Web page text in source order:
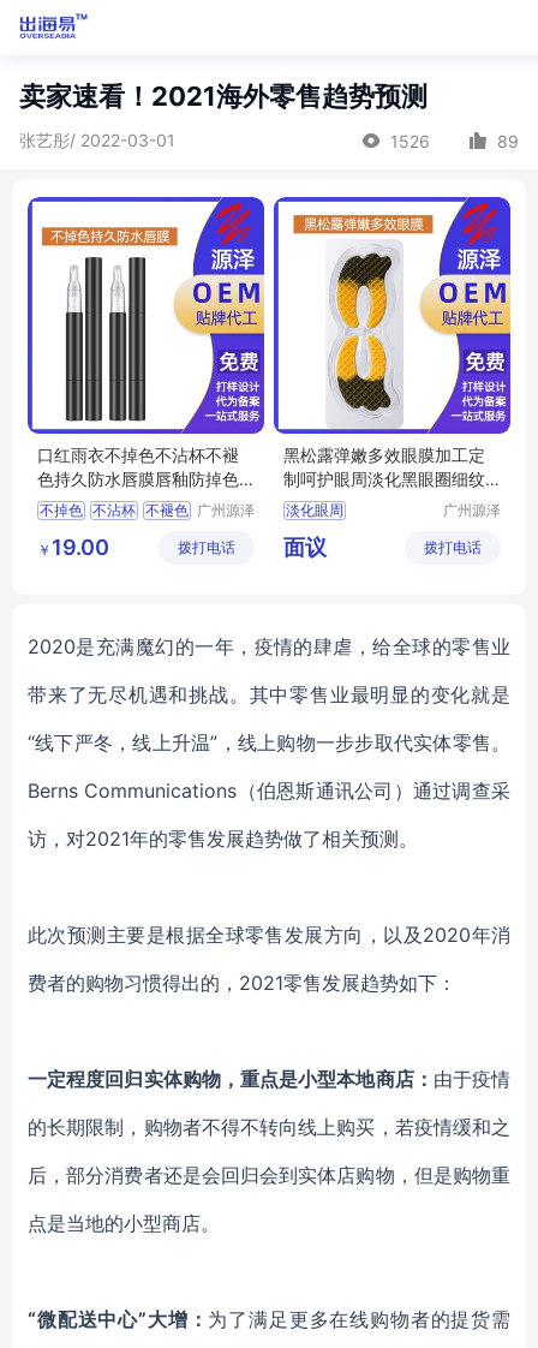
卖家速看！2021海外零售趋势预测
张艺彤/ 2022-03-01 1526 89
口红雨衣不掉色不沾杯不褪
色持久防水唇膜唇釉防掉色O
EM定做
不掉色 不沾杯 不褪色 广州源泽
公司
￥ 19.00 拨打电话
黑松露弹嫩多效眼膜加工定
制呵护眼周淡化黑眼圈细纹
多效眼 膜oem
淡化眼周
广州源泽
公司
面议 拨打电话
2020是充满魔幻的一年，疫情的肆虐，给全球的零售业
带来了无尽机遇和挑战。其中零售业最明显的变化就是
“线下严冬，线上升温”，线上购物一步步取代实体零售。
Berns Communications（伯恩斯通讯公司）通过调查采
访，对2021年的零售发展趋势做了相关预测。
此次预测主要是根据全球零售发展方向，以及 2020年消
费者的购物习惯得出的，2021零售发展趋势如下：
一定程度回归实体购物，重点是小型本地商店： 由于疫情
的长期限制，购物者不得不转向线上购买，若疫情缓和之
后，部分消费者还是会回归会到实体店购物，但是购物重
点是当地的小型商店。
“微配送中心”大增： 为了满足更多在线购物者的提货需